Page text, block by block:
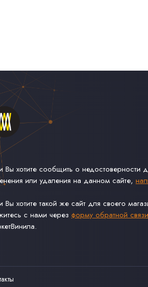
Вы хотите сообщить о недостоверности
или удаления на данном сайте,
Вы хотите такой же сайт для своего
с нами через форму обратной связи